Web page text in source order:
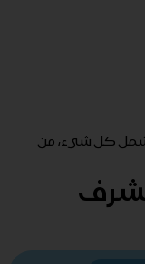
تشمل كل شيء، من